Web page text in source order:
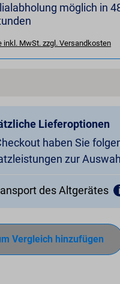
möglich in
inkl. MwSt. zzgl. Versandkosten
Lieferoptionen
haben Sie
zur
des Altgerätes
Vergleich hinzufügen